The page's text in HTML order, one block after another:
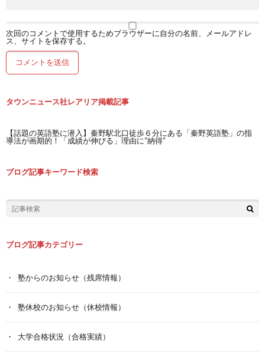
次回のコメントで使用するためブラウザーに自分の名前、メールアドレ
ス、サイトを保存する。
タウンニュース社レアリア掲載記事
【話題の英語塾に潜入】秦野駅北口徒歩６分にある「秦野英語塾」の指
導法が画期的！「成績が伸びる」理由に“納得”
ブログ記事キーワード検索
ブログ記事カテゴリー
塾からのお知らせ（残席情報）
塾休校のお知らせ（休校情報）
大学合格状況（合格実績）